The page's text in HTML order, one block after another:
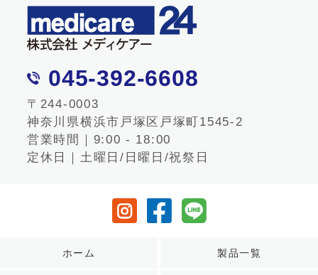
045-392-6608
〒244-0003
神奈川県横浜市戸塚区戸塚町1545-2
営業時間｜9:00 - 18:00
定休日｜土曜日/日曜日/祝祭日
ホーム 製品一覧